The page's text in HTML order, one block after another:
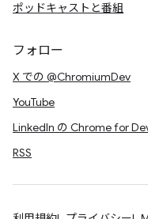
ポッドキャストと番組
フォロー
X での @ChromiumDev
YouTube
LinkedIn の Chrome for
RSS